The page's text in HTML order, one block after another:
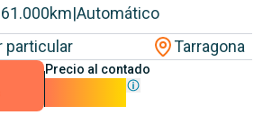
km|Automático
particular
Tarragona
Precio al contado